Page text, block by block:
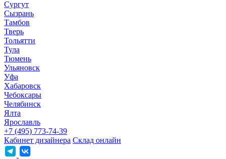
Сургут
Сызрань
Тамбов
Тверь
Тольятти
Тула
Тюмень
Ульяновск
Уфа
Хабаровск
Чебоксары
Челябинск
Ялта
Ярославль
+7 (495) 773-74-39
Кабинет дизайнера Склад онлайн